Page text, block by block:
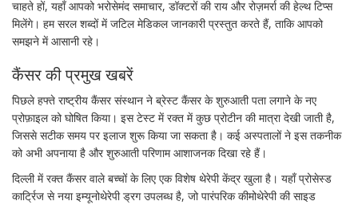
चाहते हों, यहाँ आपको भरोसेमंद समाचार, डॉक्टरों की राय और रोज़मर्रा की हेल्थ टिप्स
मिलेंगे। हम सरल शब्दों में जटिल मेडिकल जानकारी प्रस्तुत करते हैं, ताकि आपको
समझने में आसानी रहे।
कैंसर की प्रमुख खबरें
पिछले हफ्ते राष्ट्रीय कैंसर संस्थान ने ब्रेस्ट कैंसर के शुरुआती पता लगाने के नए
प्रोफ़ाइल को घोषित किया। इस टेस्ट में रक्त में कुछ प्रोटीन की मात्रा देखी जाती है,
जिससे सटीक समय पर इलाज शुरू किया जा सकता है। कई अस्पतालों ने इस तकनीक
को अभी अपनाया है और शुरुआती परिणाम आशाजनक दिखा रहे हैं।
दिल्ली में रक्त कैंसर वाले बच्चों के लिए एक विशेष थेरेपी केंद्र खुला है। यहाँ प्रोसेस्ड
कार्ट्रिज से नया इम्यूनोथेरेपी ड्रग उपलब्ध है, जो पारंपरिक कीमोथेरेपी की साइड